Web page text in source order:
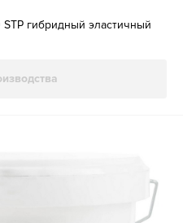
гибридный эластичный